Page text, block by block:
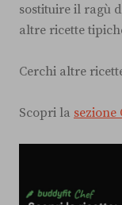
sostituire il ragù
altre ricette
Cerchi altre
Scopri la sezione